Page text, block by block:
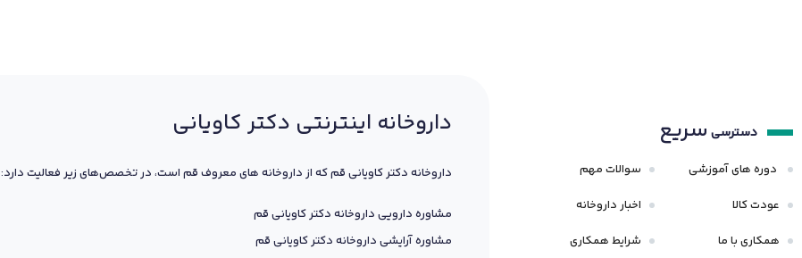
دسترسی سریع
دوره های آموزشی
عودت کالا
همکاری با ما
سوالات مهم
اخبار داروخانه
شرایط همکاری
داروخانه اینترنتی دکتر کاویانی
داروخانه دکتر کاویانی قم که از داروخانه های معروف قم است، در تخصص‌های زیر فعالیت دارد:
مشاوره دارویی داروخانه دکتر کاویانی قم
مشاوره آرایشی داروخانه دکتر کاویانی قم